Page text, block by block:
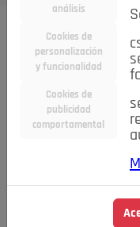
Todas las noticias..
#TePrestoMisOjos
Entretenimiento
Internacional
Madrid
análisis
Cookies de
personalización
y funcionalidad
Cookies de
publicidad
comportamental